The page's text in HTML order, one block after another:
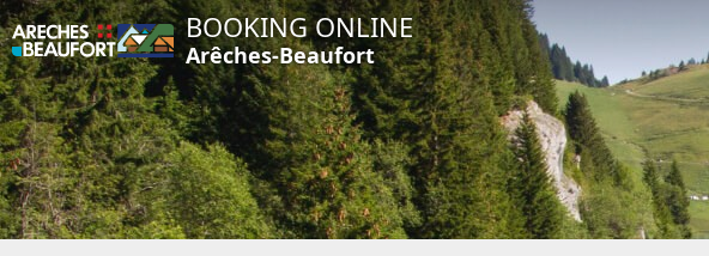
BOOKING ONLINE
Arêches-Beaufort